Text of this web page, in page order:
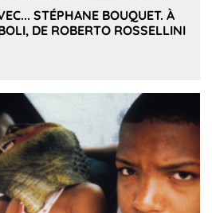
STÉPHANE BOUQUET. À
DE ROBERTO ROSSELLINI